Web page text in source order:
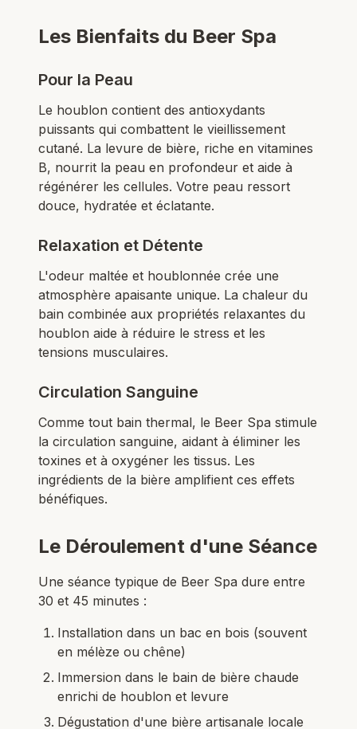
Les Bienfaits du Beer Spa
Pour la Peau
Le houblon contient des antioxydants
puissants qui combattent le vieillissement
cutané. La levure de bière, riche en vitamines
B, nourrit la peau en profondeur et aide à
régénérer les cellules. Votre peau ressort
douce, hydratée et éclatante.
Relaxation et Détente
L'odeur maltée et houblonnée crée une
atmosphère apaisante unique. La chaleur du
bain combinée aux propriétés relaxantes du
houblon aide à réduire le stress et les
tensions musculaires.
Circulation Sanguine
Comme tout bain thermal, le Beer Spa stimule
la circulation sanguine, aidant à éliminer les
toxines et à oxygéner les tissus. Les
ingrédients de la bière amplifient ces effets
bénéfiques.
Le Déroulement d'une Séance
Une séance typique de Beer Spa dure entre
30 et 45 minutes :
Installation dans un bac en bois (souvent
en mélèze ou chêne)
Immersion dans le bain de bière chaude
enrichi de houblon et levure
Dégustation d'une bière artisanale locale